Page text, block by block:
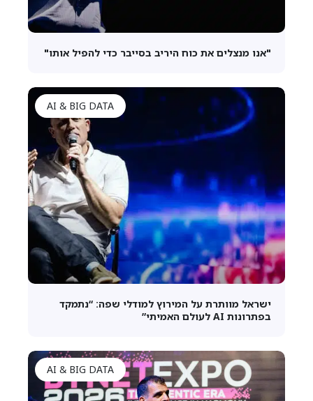
"אנו מנצלים את כוח היריב בסייבר כדי להפיל אותו"
AI & BIG DATA
ישראל מוותרת על המירוץ למודלי שפה: “נתמקד
בפתרונות AI לעולם האמיתי”
AI & BIG DATA